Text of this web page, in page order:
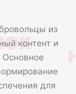
из
контент и
Основное
для